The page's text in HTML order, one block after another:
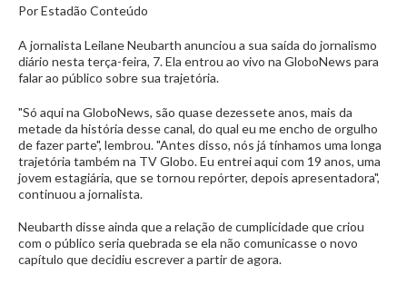
Por Estadão Conteúdo
A jornalista Leilane Neubarth anunciou a sua saída do jornalismo
diário nesta terça-feira, 7. Ela entrou ao vivo na GloboNews para
falar ao público sobre sua trajetória.
"Só aqui na GloboNews, são quase dezessete anos, mais da
metade da história desse canal, do qual eu me encho de orgulho
de fazer parte", lembrou. "Antes disso, nós já tínhamos uma longa
trajetória também na TV Globo. Eu entrei aqui com 19 anos, uma
jovem estagiária, que se tornou repórter, depois apresentadora",
continuou a jornalista.
Neubarth disse ainda que a relação de cumplicidade que criou
com o público seria quebrada se ela não comunicasse o novo
capítulo que decidiu escrever a partir de agora.